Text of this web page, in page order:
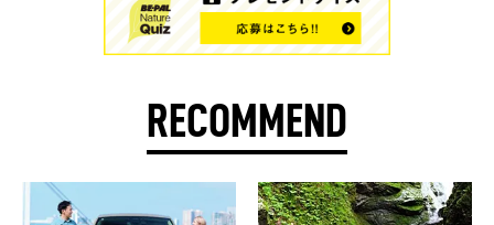
RECOMMEND